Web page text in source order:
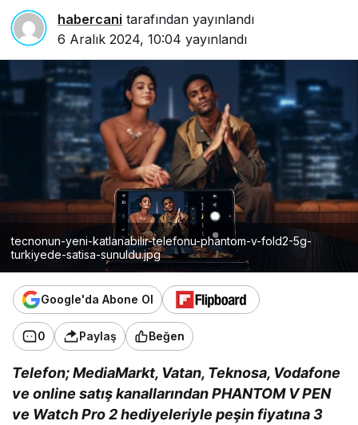
habercani tarafından yayınlandı
6 Aralık 2024, 10:04 yayınlandı
tecnonun-yeni-katlanabilir-telefonu-phantom-v-fold2-5g-
turkiyede-satisa-sunuldu.jpg
Google'da Abone Ol
0 Paylaş Beğen
Telefon; MediaMarkt, Vatan, Teknosa, Vodafone
ve online satış kanallarından PHANTOM V PEN
ve Watch Pro 2 hediyeleriyle peşin fiyatına 3